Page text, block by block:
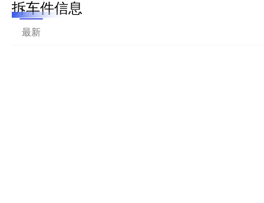
拆车件信息
最新